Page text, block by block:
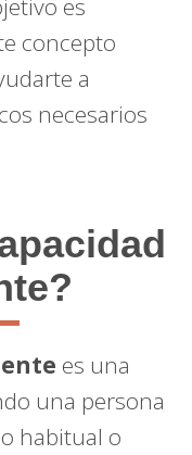
concepto
a
necesarios
es una
una persona
habitual o